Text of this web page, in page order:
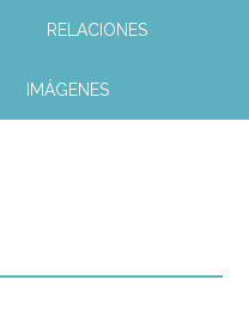
RELACIONES
IMÁGENES